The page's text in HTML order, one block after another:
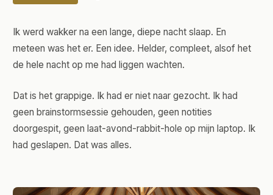
Ik werd wakker na een lange, diepe nacht slaap. En
meteen was het er. Een idee. Helder, compleet, alsof het
de hele nacht op me had liggen wachten.
Dat is het grappige. Ik had er niet naar gezocht. Ik had
geen brainstormsessie gehouden, geen notities
doorgespit, geen laat-avond-rabbit-hole op mijn laptop. Ik
had geslapen. Dat was alles.